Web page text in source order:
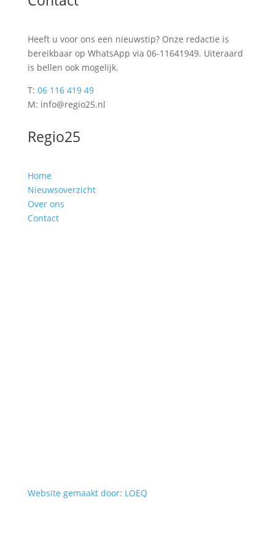
Heeft u voor ons een nieuwstip? Onze redactie is
bereikbaar op WhatsApp via 06-11641949. Uiteraard
is bellen ook mogelijk.
T: 06 116 419 49
M: info@regio25.nl
Regio25
Home
Nieuwsoverzicht
Over ons
Contact
Website gemaakt door: LOEQ